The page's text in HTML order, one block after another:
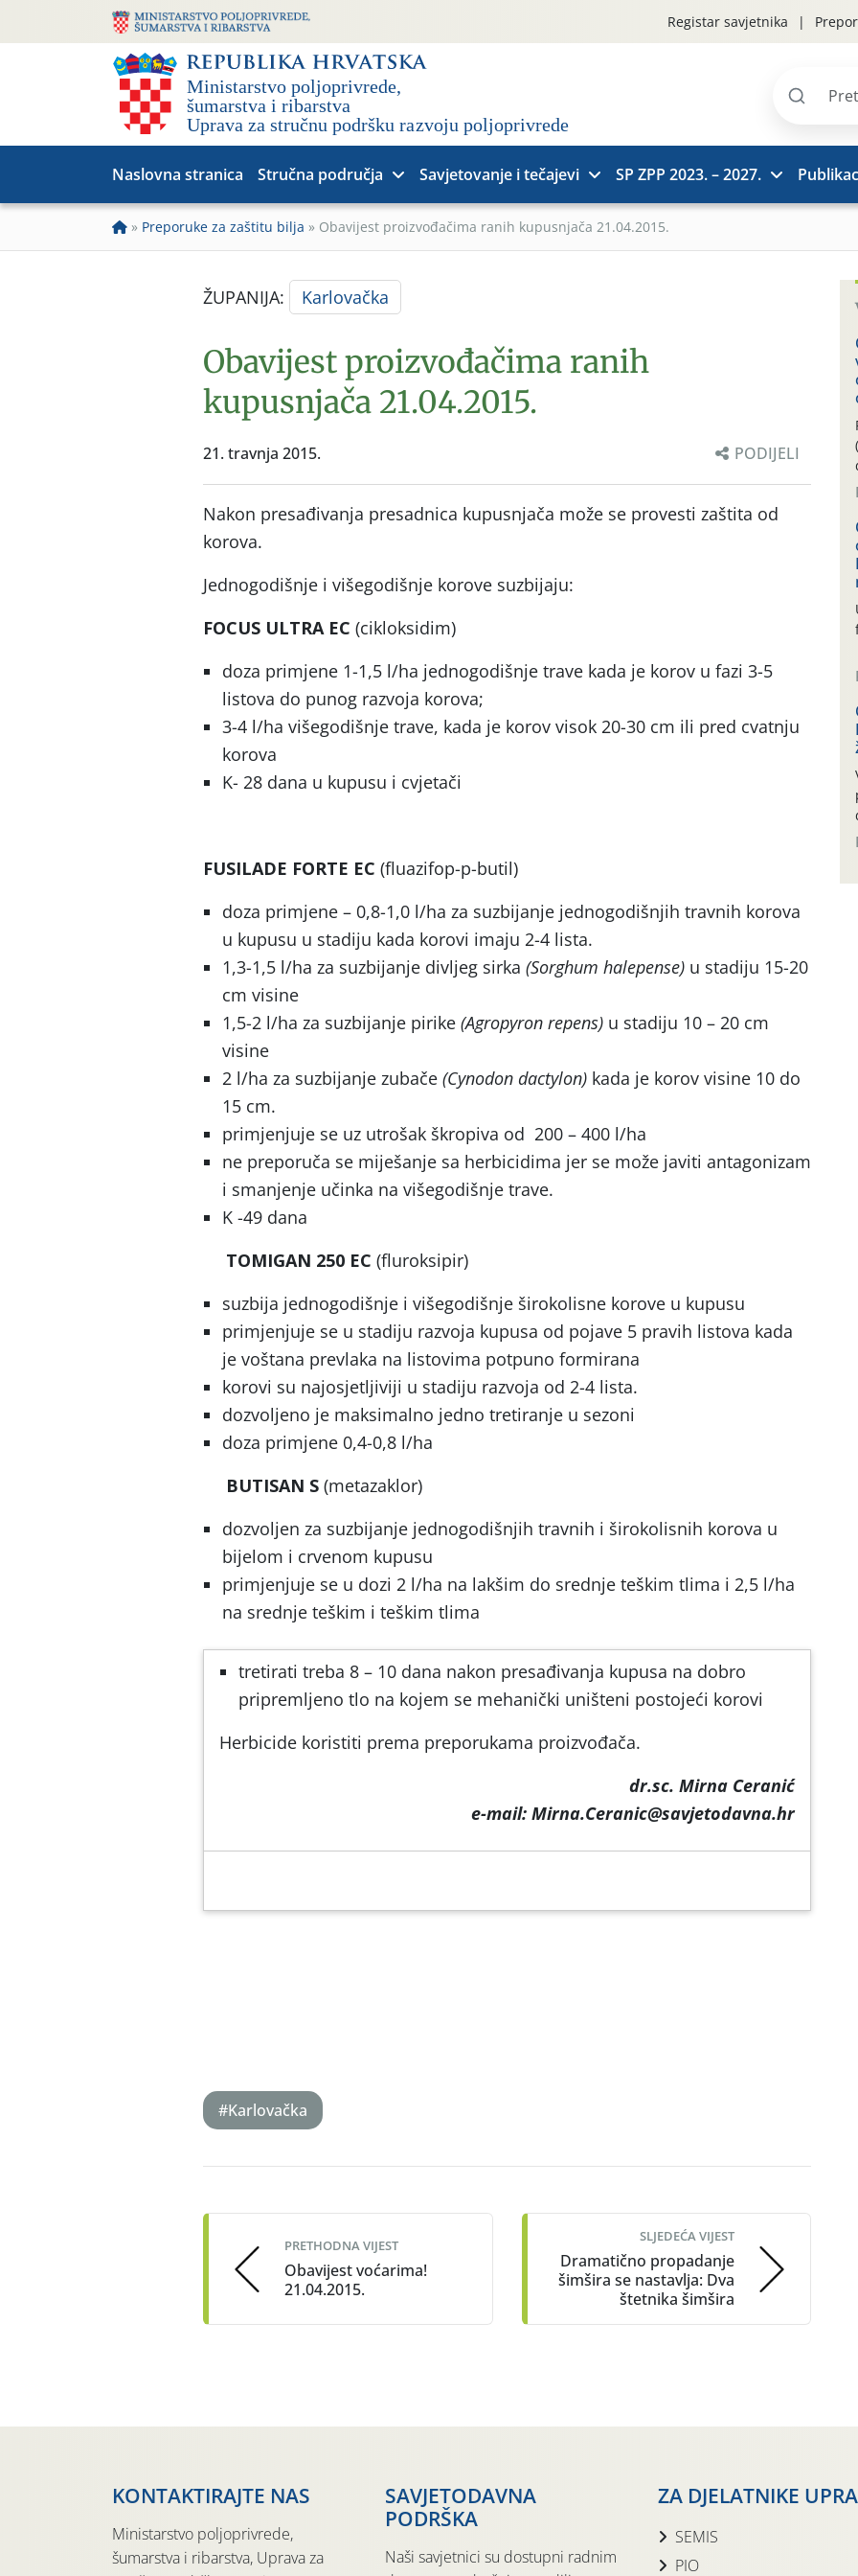
Registar savjetnika
Pretraži
Naslovna stranica Stručna područja Savjetovanje i tečajevi SP ZPP 2023. – 2027.
» Preporuke za zaštitu bilja » Obavijest proizvođačima ranih kupusnjača 21.04.2015.
ŽUPANIJA: Karlovačka
Obavijest proizvođačima ranih
kupusnjača 21.04.2015.
21. travnja 2015. PODIJELI
Nakon presađivanja presadnica kupusnjača može se provesti zaštita od
korova.
Jednogodišnje i višegodišnje korove suzbijaju:
FOCUS ULTRA EC (cikloksidim)
doza primjene 1-1,5 l/ha jednogodišnje trave kada je korov u fazi 3-5
listova do punog razvoja korova;
3-4 l/ha višegodišnje trave, kada je korov visok 20-30 cm ili pred cvatnju
korova
K- 28 dana u kupusu i cvjetači
FUSILADE FORTE EC (fluazifop-p-butil)
doza primjene – 0,8-1,0 l/ha za suzbijanje jednogodišnjih travnih korova
u kupusu u stadiju kada korovi imaju 2-4 lista.
1,3-1,5 l/ha za suzbijanje divljeg sirka (Sorghum halepense) u stadiju 15-20
cm visine
1,5-2 l/ha za suzbijanje pirike (Agropyron repens) u stadiju 10 – 20 cm
visine
2 l/ha za suzbijanje zubače (Cynodon dactylon) kada je korov visine 10 do
15 cm.
primjenjuje se uz utrošak škropiva od 200 – 400 l/ha
ne preporuča se miješanje sa herbicidima jer se može javiti antagonizam
i smanjenje učinka na višegodišnje trave.
K -49 dana
TOMIGAN 250 EC (fluroksipir)
suzbija jednogodišnje i višegodišnje širokolisne korove u kupusu
primjenjuje se u stadiju razvoja kupusa od pojave 5 pravih listova kada
je voštana prevlaka na listovima potpuno formirana
korovi su najosjetljiviji u stadiju razvoja od 2-4 lista.
dozvoljeno je maksimalno jedno tretiranje u sezoni
doza primjene 0,4-0,8 l/ha
BUTISAN S (metazaklor)
dozvoljen za suzbijanje jednogodišnjih travnih i širokolisnih korova u
bijelom i crvenom kupusu
primjenjuje se u dozi 2 l/ha na lakšim do srednje teškim tlima i 2,5 l/ha
na srednje teškim i teškim tlima
tretirati treba 8 – 10 dana nakon presađivanja kupusa na dobro
pripremljeno tlo na kojem se mehanički uništeni postojeći korovi
Herbicide koristiti prema preporukama proizvođača.
dr.sc. Mirna Ceranić
e-mail: Mirna.Ceranic@savjetodavna.hr
#Karlovačka
navigation
PRETHODNA VIJEST
Obavijest voćarima!
21.04.2015.
SLJEDEĆA VIJEST
Dramatično propadanje
šimšira se nastavlja: Dva
štetnika šimšira
KONTAKTIRAJTE NAS
Ministarstvo poljoprivrede,
šumarstva i ribarstva, Uprava za
SAVJETODAVNA
PODRŠKA
Naši savjetnici su dostupni radnim
ZA DJELATNIKE
SEMIS
PIO